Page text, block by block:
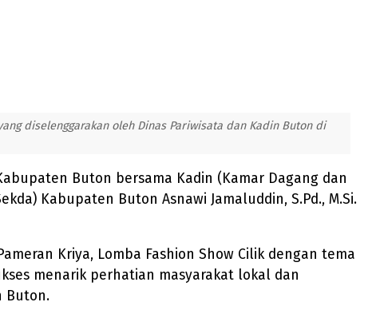
diselenggarakan oleh Dinas Pariwisata dan Kadin Buton di
Buton bersama Kadin (Kamar Dagang dan
Kabupaten Buton Asnawi Jamaluddin, S.Pd., M.Si.
Kriya, Lomba Fashion Show Cilik dengan tema
menarik perhatian masyarakat lokal dan
Buton.